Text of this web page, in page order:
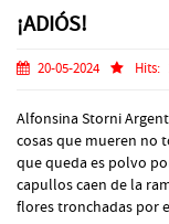
¡ADIÓS!
20-05-2024 Hits:
Alfonsina Storni
cosas que mueren no
que queda es polvo
capullos caen de la
flores tronchadas por